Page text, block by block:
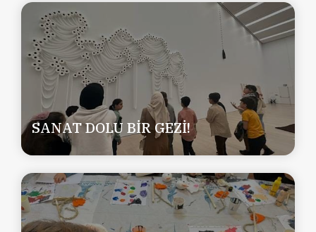
SANAT DOLU BİR GEZİ!